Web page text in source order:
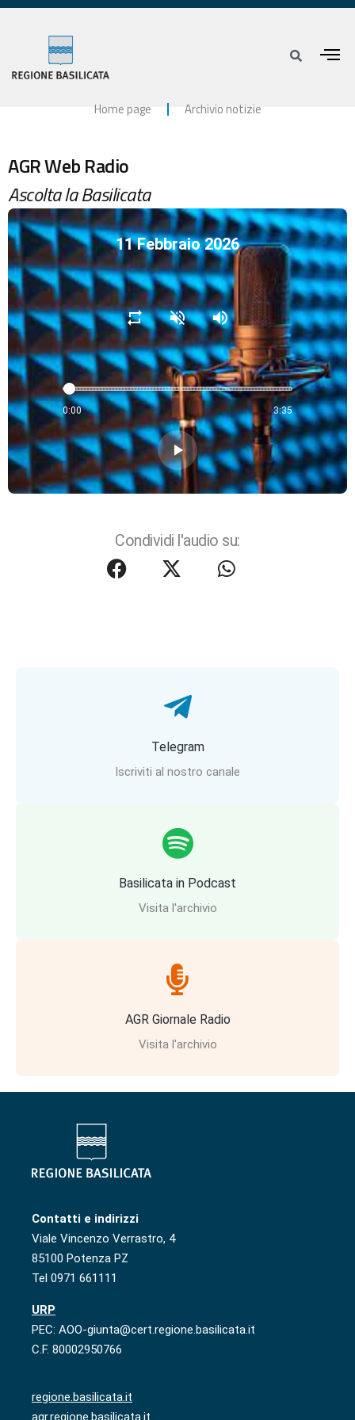
Home page Archivio notizie
AGR Web Radio
Ascolta la Basilicata
11 Febbraio 2026
repeat volume_off volume_up
0:00 3:35
play_arrow
Condividi l'audio su:
Telegram
Iscriviti al nostro canale
Basilicata in Podcast
Visita l'archivio
AGR Giornale Radio
Visita l'archivio
Contatti e indirizzi
Viale Vincenzo Verrastro, 4
85100 Potenza PZ
Tel 0971 661111
URP
PEC: AOO-giunta@cert.regione.basilicata.it
C.F. 80002950766
regione.basilicata.it
agr.regione.basilicata.it